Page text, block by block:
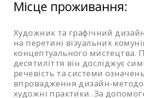
Місце проживання:
Художник та графічний
на перетині візуальних
концептуального мистецтва.
десятиліття він досліджує
речевість та системи
впровадження дизайн-
художні практики. За